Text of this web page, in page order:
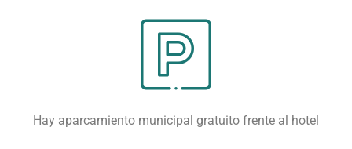
Hay aparcamiento municipal gratuito frente al hotel